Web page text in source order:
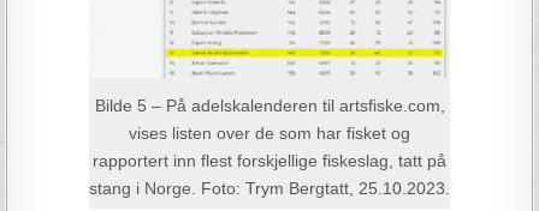
Bilde 5 – På adelskalenderen til artsfiske.com,
vises listen over de som har fisket og
rapportert inn flest forskjellige fiskeslag, tatt på
stang i Norge. Foto: Trym Bergtatt, 25.10.2023.